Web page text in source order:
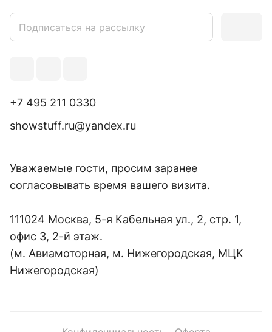
+7 495 211 0330
showstuff.ru@yandex.ru
Уважаемые гости, просим заранее
согласовывать время вашего визита.
111024 Москва, 5-я Кабельная ул., 2, стр. 1,
офис 3, 2-й этаж.
(м. Авиамоторная, м. Нижегородская, МЦК
Нижегородская)